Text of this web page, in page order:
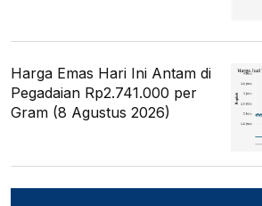
Harga Emas Hari Ini Antam di
Pegadaian Rp2.741.000 per
Gram (8 Agustus 2026)